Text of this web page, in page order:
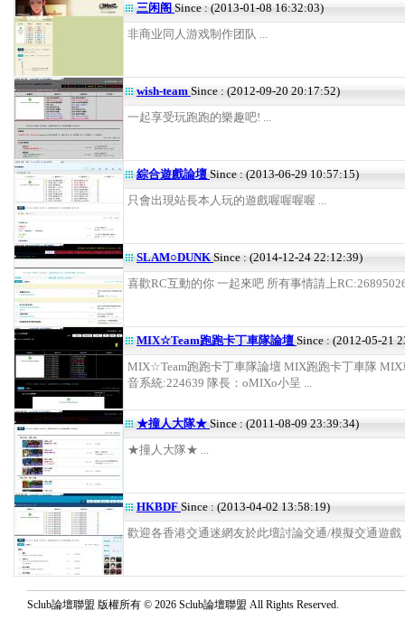
三闲阁 Since : (2013-01-08 16:32:03)
非商业同人游戏制作团队 ...
wish-team Since : (2012-09-20 20:17:52)
一起享受玩跑跑的樂趣吧! ...
綜合遊戲論壇 Since : (2013-06-29 10:57:15)
只會出現站長本人玩的遊戲喔喔喔喔 ...
SLAM○DUNK Since : (2014-12-24 22:12:39)
喜歡RC互動的你 一起來吧 所有事情請上
MIX☆Team跑跑卡丁車隊論壇 Since : (2012-05-21
MIX☆Team跑跑卡丁車隊論壇 MIX跑跑卡丁車隊 MIX
音系統:224639 隊長：oMIXo小呈 ...
★撞人大隊★ Since : (2011-08-09 23:39:34)
★撞人大隊★ ...
HKBDF Since : (2013-04-02 13:58:19)
歡迎各香港交通迷網友於此壇討論交通/模擬交通遊戲
Sclub論壇聯盟 版權所有 © 2026 Sclub論壇聯盟 All Rights Reserved.